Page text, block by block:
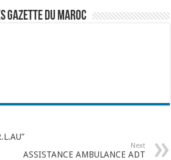
Gazette du Maroc
Next
ASSISTANCE AMBULANCE ADT